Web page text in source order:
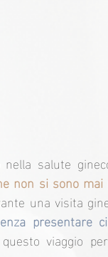
salute
non si sono mai
una visita
presentare
viaggio